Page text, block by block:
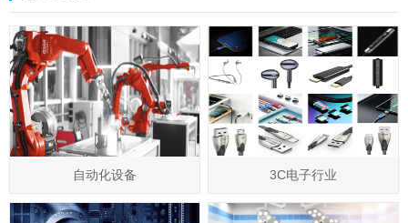
自动化设备 3C电子行业